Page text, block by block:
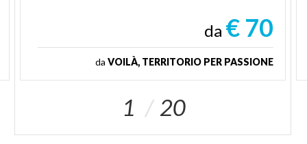
da € 70
da VOILÀ, TERRITORIO PER PASSIONE
1 20